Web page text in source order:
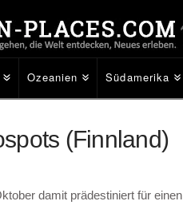
Ozeanien Südamerika
(Finnland)
damit prädestiniert für einen